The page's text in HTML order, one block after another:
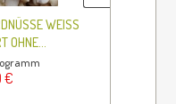
WEISS
OHNE...
€